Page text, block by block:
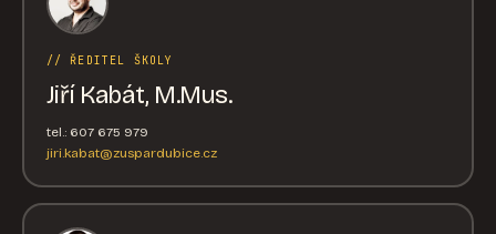
// ŘEDITEL ŠKOLY
Jiří Kabát, M.Mus.
tel.: 607 675 979
jiri.kabat@zuspardubice.cz